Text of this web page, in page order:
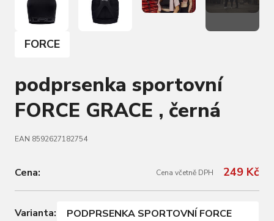
FORCE
podprsenka sportovní
FORCE GRACE , černá
EAN 8592627182754
Cena: Cena včetně DPH 249 Kč
Varianta:
PODPRSENKA SPORTOVNÍ FORCE